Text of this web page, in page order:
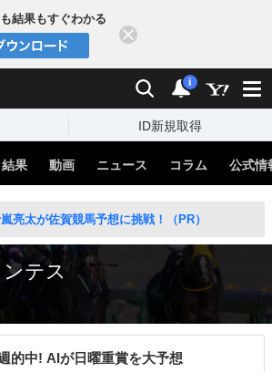
結果もすぐわかる
検索 通知
i
ID新規取得
結果 動画 ニュース コラム 公式情
亮太が佐賀競馬予想に挑戦！（PR）
テス
的中! AIが日曜重賞を大予想